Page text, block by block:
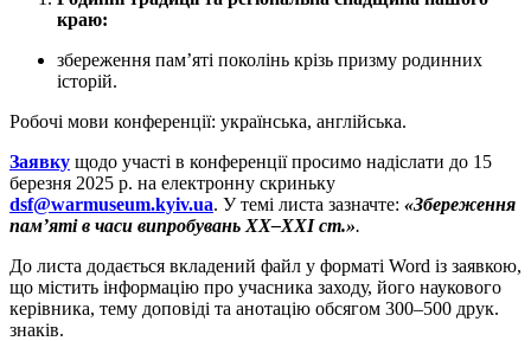
краю:
збереження пам’яті поколінь крізь призму родинних
історій.
Робочі мови конференції: українська, англійська.
Заявку щодо участі в конференції просимо надіслати до 15
березня 2025 р. на електронну скриньку
dsf@warmuseum.kyiv.ua. У темі листа зазначте: «Збереження
пам’яті в часи випробувань XX–XXI ст.».
До листа додається вкладений файл у форматі Word із заявкою,
що містить інформацію про учасника заходу, його наукового
керівника, тему доповіді та анотацію обсягом 300–500 друк.
знаків.